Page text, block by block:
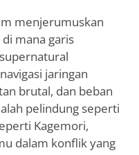
menjerumuskan
mana garis
jaringan
brutal, dan beban
pelindung seperti
Kagemori,
dalam konflik yang